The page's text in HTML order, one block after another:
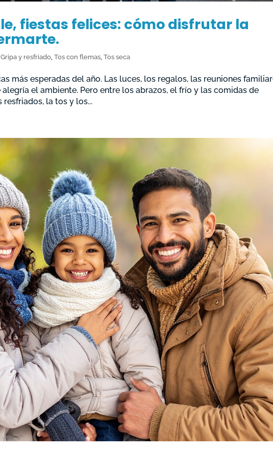
fiestas felices: cómo disfrutar la
|Gripa y resfriado,Tos con flemas,Tos seca
más esperadas del año. Las luces, los regalos, las reuniones
el ambiente. Pero entre los abrazos, el frío y las comidas de
la tos y los...